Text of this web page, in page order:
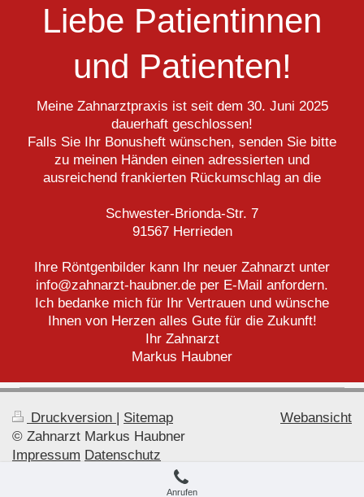
Liebe Patientinnen
und Patienten!
Meine Zahnarztpraxis ist seit dem 30. Juni 2025
dauerhaft geschlossen!
Falls Sie Ihr Bonusheft wünschen, senden Sie bitte
zu meinen Händen einen adressierten und
ausreichend frankierten Rückumschlag an die
Schwester-Brionda-Str. 7
91567 Herrieden
Ihre Röntgenbilder kann Ihr neuer Zahnarzt unter
info@zahnarzt-haubner.de per E-Mail anfordern.
Ich bedanke mich für Ihr Vertrauen und wünsche
Ihnen von Herzen alles Gute für die Zukunft!
Ihr Zahnarzt
Markus Haubner
Druckversion | Sitemap
© Zahnarzt Markus Haubner
Impressum Datenschutz
Webansicht
Anrufen